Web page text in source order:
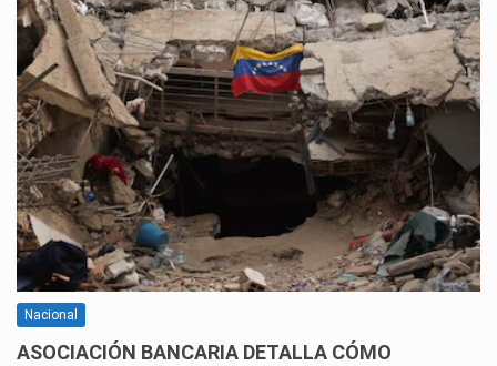
Nacional
ASOCIACIÓN BANCARIA DETALLA CÓMO